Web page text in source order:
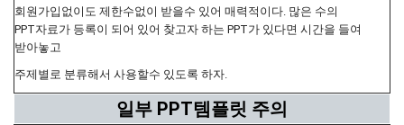
회원가입없이도 제한수없이 받을수 있어 매력적이다. 많은 수의
PPT자료가 등록이 되어 있어 찾고자 하는 PPT가 있다면 시간을 들여
받아놓고
주제별로 분류해서 사용할수 있도록 하자.
일부 PPT템플릿 주의